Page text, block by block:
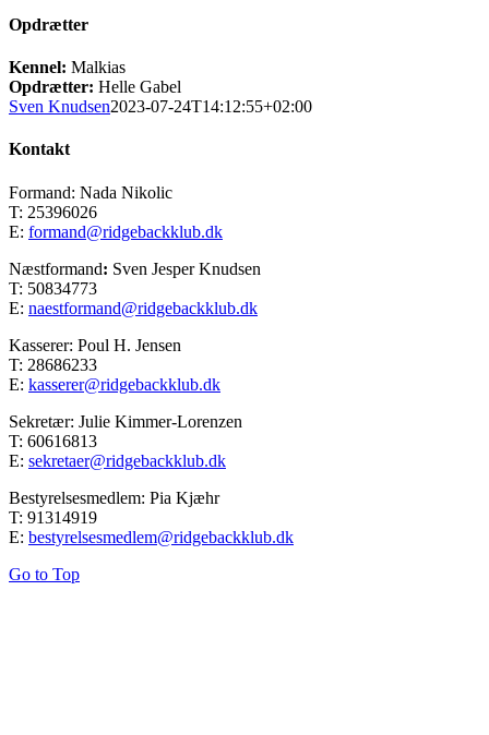
Opdrætter
Kennel: Malkias
Opdrætter: Helle Gabel
Sven Knudsen2023-07-24T14:12:55+02:00
Kontakt
Formand: Nada Nikolic
T: 25396026
E: formand@ridgebackklub.dk
Næstformand: Sven Jesper Knudsen
T: 50834773
E: naestformand@ridgebackklub.dk
Kasserer: Poul H. Jensen
T: 28686233
E: kasserer@ridgebackklub.dk
Sekretær: Julie Kimmer-Lorenzen
T: 60616813
E: sekretaer@ridgebackklub.dk
Bestyrelsesmedlem: Pia Kjæhr
T: 91314919
E: bestyrelsesmedlem@ridgebackklub.dk
Go to Top